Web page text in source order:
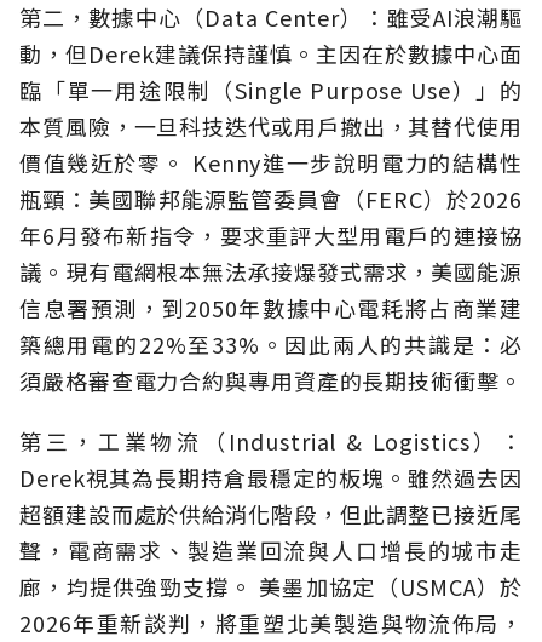
第二，數據中心（Data Center）：雖受AI浪潮驅
動，但Derek建議保持謹慎。主因在於數據中心面
臨「單一用途限制（Single Purpose Use）」的
本質風險，一旦科技迭代或用戶撤出，其替代使用
價值幾近於零。 Kenny進一步說明電力的結構性
瓶頸：美國聯邦能源監管委員會（FERC）於2026
年6月發布新指令，要求重評大型用電戶的連接協
議。現有電網根本無法承接爆發式需求，美國能源
信息署預測，到2050年數據中心電耗將占商業建
築總用電的22%至33%。因此兩人的共識是：必
須嚴格審查電力合約與專用資產的長期技術衝擊。
第三，工業物流（Industrial & Logistics）：
Derek視其為長期持倉最穩定的板塊。雖然過去因
超額建設而處於供給消化階段，但此調整已接近尾
聲，電商需求、製造業回流與人口增長的城市走
廊，均提供強勁支撐。 美墨加協定（USMCA）於
2026年重新談判，將重塑北美製造與物流佈局，